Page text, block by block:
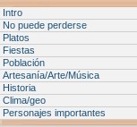
Intro
No puede perderse
Platos
Fiestas
Población
Artesanía/Arte/Música
Historia
Clima/geo
Personajes importantes